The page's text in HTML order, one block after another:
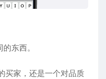
东西。
买家，还是一个对品质